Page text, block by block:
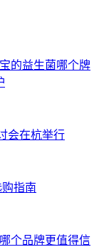
的益生菌哪个牌
会在杭举行
指南
个品牌更值得信